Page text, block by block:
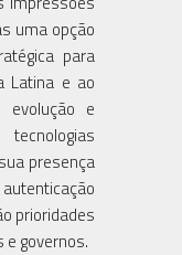
uma opção
para
Latina e ao
e
presença
prioridades
governos.